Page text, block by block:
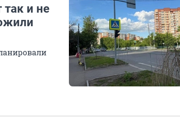
так и не